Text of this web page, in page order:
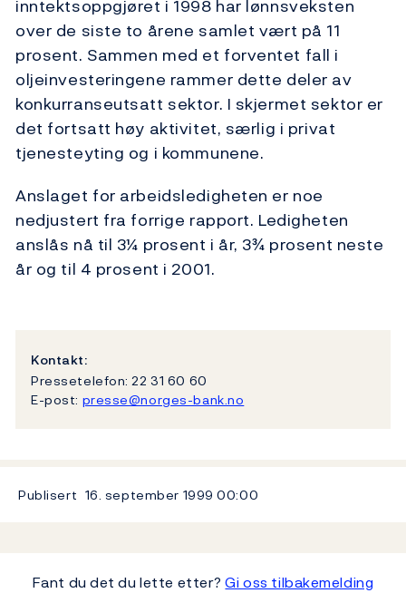
inntektsoppgjøret i 1998 har lønnsveksten
over de siste to årene samlet vært på 11
prosent. Sammen med et forventet fall i
oljeinvesteringene rammer dette deler av
konkurranseutsatt sektor. I skjermet sektor er
det fortsatt høy aktivitet, særlig i privat
tjenesteyting og i kommunene.
Anslaget for arbeidsledigheten er noe
nedjustert fra forrige rapport. Ledigheten
anslås nå til 3¼ prosent i år, 3¾ prosent neste
år og til 4 prosent i 2001.
Kontakt:
Pressetelefon: 22 31 60 60
E-post: presse@norges-bank.no
Publisert 16. september 199900:00
Fant du det du lette etter?Gi oss tilbakemelding